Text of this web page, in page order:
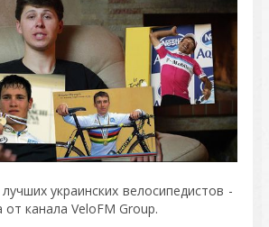
украинских велосипедистов -
канала VeloFM Group.